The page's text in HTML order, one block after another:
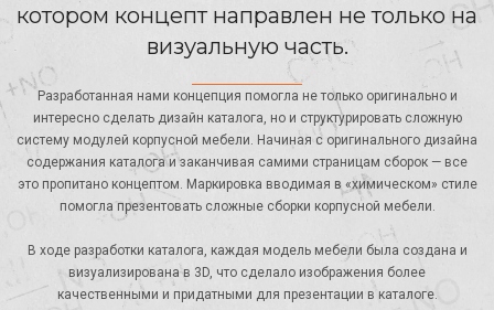
котором концепт направлен не только на
визуальную часть.
Разработанная нами концепция помогла не только оригинально и
интересно сделать дизайн каталога, но и структурировать сложную
систему модулей корпусной мебели. Начиная с оригинального дизайна
содержания каталога и заканчивая самими страницам сборок — все
это пропитано концептом. Маркировка вводимая в «химическом» стиле
помогла презентовать сложные сборки корпусной мебели.
В ходе разработки каталога, каждая модель мебели была создана и
визуализирована в 3D, что сделало изображения более
качественными и придатными для презентации в каталоге.